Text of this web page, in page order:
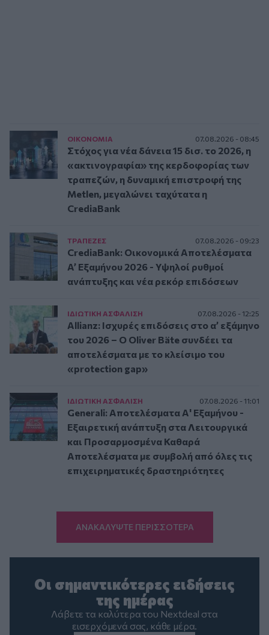
ΟΙΚΟΝΟΜΙΑ 07.08.2026 - 08:45
Στόχος για νέα δάνεια 15 δισ. το 2026, η
«ακτινογραφία» της κερδοφορίας των
τραπεζών, η δυναμική επιστροφή της
Metlen, μεγαλώνει ταχύτατα η
CrediaBank
ΤΡAΠΕΖΕΣ 07.08.2026 - 09:23
CrediaBank: Οικονομικά Αποτελέσματα
A’ Εξαμήνου 2026 - Υψηλοί ρυθμοί
ανάπτυξης και νέα ρεκόρ επιδόσεων
ΙΔΙΩΤΙΚΗ ΑΣΦAΛΙΣΗ 07.08.2026 - 12:25
Allianz: Ισχυρές επιδόσεις στο α’ εξάμηνο
του 2026 – Ο Oliver Bäte συνδέει τα
αποτελέσματα με το κλείσιμο του
«protection gap»
ΙΔΙΩΤΙΚΗ ΑΣΦAΛΙΣΗ 07.08.2026 - 11:01
Generali: Αποτελέσματα Α' Εξαμήνου -
Εξαιρετική ανάπτυξη στα Λειτουργικά
και Προσαρμοσμένα Καθαρά
Αποτελέσματα με συμβολή από όλες τις
επιχειρηματικές δραστηριότητες
ΑΝΑΚΑΛΥΨΤΕ ΠΕΡΙΣΣΟΤΕΡΑ
Οι σημαντικότερες ειδήσεις
της ημέρας
Λάβετε τα καλύτερα του Nextdeal στα
εισερχόμενά σας, κάθε μέρα.